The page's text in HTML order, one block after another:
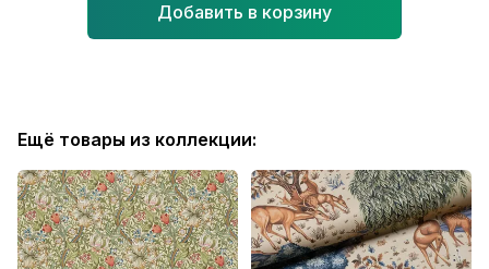
Добавить в корзину
Ещё товары из коллекции: